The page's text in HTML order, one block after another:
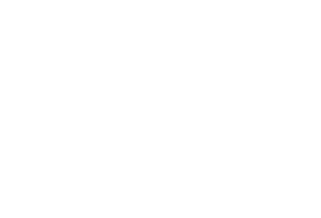
erweiterte Überwachung sowie
Temperaturanzeigen